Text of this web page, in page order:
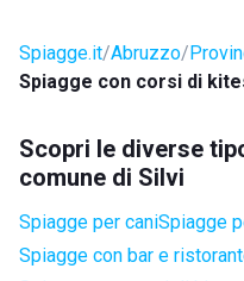
Spiagge.it Abruzzo
Spiagge con corsi di
Scopri le diverse
comune di Silvi
Spiagge per caniSpiagge
Spiagge con bar e